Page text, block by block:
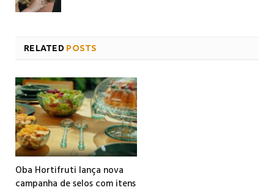
RELATED POSTS
Oba Hortifruti lança nova
campanha de selos com itens